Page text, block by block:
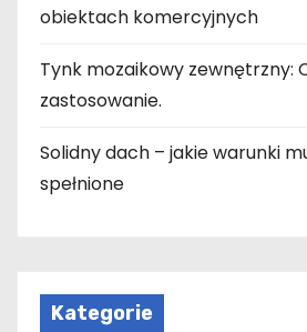
obiektach komercyjnych
Tynk mozaikowy zewnętrzny:
zastosowanie.
Solidny dach – jakie warunki
spełnione
Kategorie